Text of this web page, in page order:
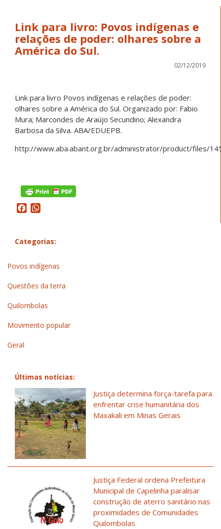
Link para livro: Povos indígenas e
relações de poder: olhares sobre a
América do Sul.
02/12/2019
Link para livro Povos indígenas e relações de poder:
olhares sobre a América do Sul. Organizado por: Fabio
Mura; Marcondes de Araújo Secundino; Alexandra
Barbosa da Silva. ABA/EDUEPB.
http://www.aba.abant.org.br/administrator/product/files/
Facebook
Categorias:
Povos indígenas
Questões da terra
Quilombolas
Movimento popular
Geral
Últimas notícias:
Justiça determina força-tarefa para
enfrentar crise humanitária dos
Maxakali em Minas Gerais
Justiça Federal ordena Prefeitura
Municipal de Capelinha paralisar
construção de aterro sanitário nas
proximidades de Comunidades
Quilombolas